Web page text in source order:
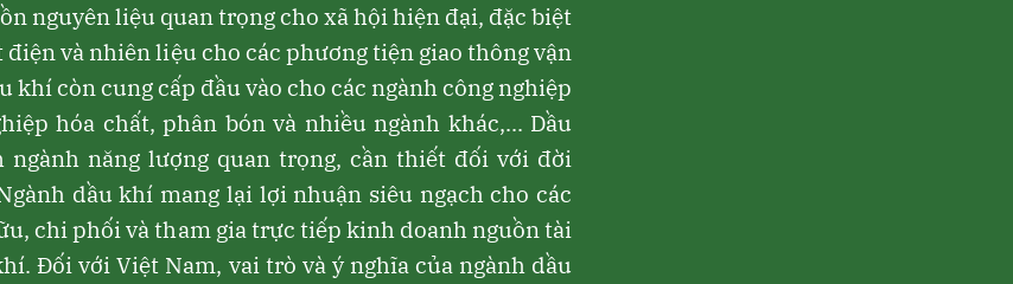
nguyên liệu quan trọng cho xã hội hiện đại, đặc biệt
điện và nhiên liệu cho các phương tiện giao thông vận
khí còn cung cấp đầu vào cho các ngành công nghiệp
hóa chất, phân bón và nhiều ngành khác,... Dầu
năng lượng quan trọng, cần thiết đối với đời
dầu khí mang lại lợi nhuận siêu ngạch cho các
chi phối và tham gia trực tiếp kinh doanh nguồn tài
Đối với Việt Nam, vai trò và ý nghĩa của ngành dầu